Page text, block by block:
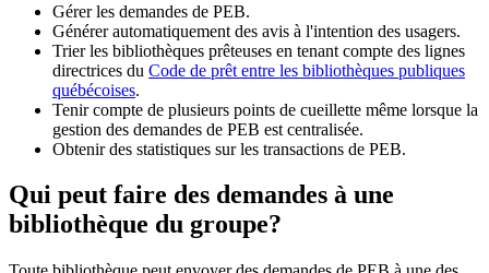
Gérer les demandes de PEB.
Générer automatiquement des avis à l'intention des usagers.
Trier les bibliothèques prêteuses en tenant compte des lignes
directrices du Code de prêt entre les bibliothèques publiques
québécoises.
Tenir compte de plusieurs points de cueillette même lorsque la
gestion des demandes de PEB est centralisée.
Obtenir des statistiques sur les transactions de PEB.
Qui peut faire des demandes à une
bibliothèque du groupe?